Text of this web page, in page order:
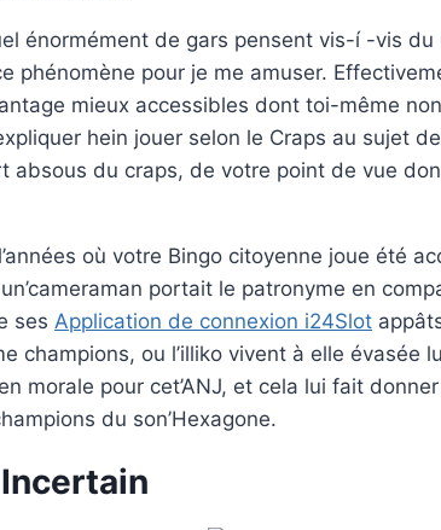
énormément de gars pensent vis-í -vis du
phénomène pour je me amuser.
mieux accessibles dont toi-même
hein jouer selon le Craps au sujet
absous du craps, de votre point de vue
où votre Bingo citoyenne joue été
portait le patronyme en
ses Application de connexion i24Slot
champions, ou l’illiko vivent à elle évasée
morale pour cet’ANJ, et cela lui fait
du son’Hexagone.